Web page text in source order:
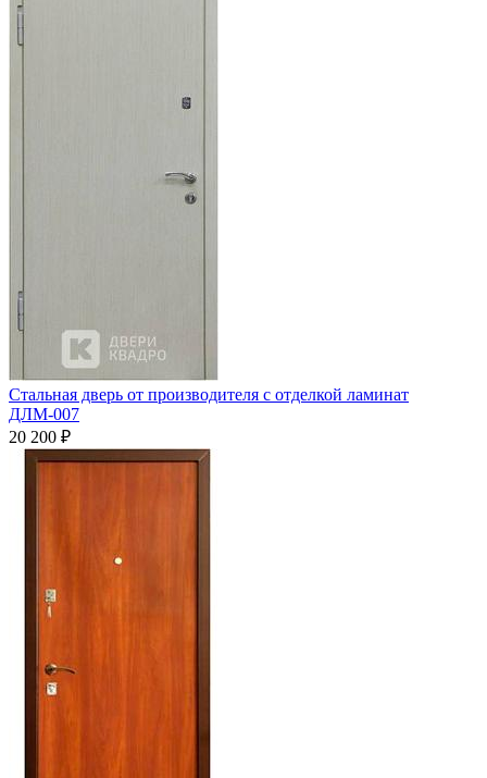
Стальная дверь от производителя с отделкой ламинат
ДЛМ-007
20 200 ₽